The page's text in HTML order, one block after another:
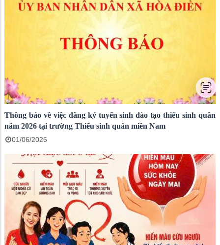
Thông báo về việc đăng ký tuyển sinh đào tạo thiếu sinh quân
năm 2026 tại trường Thiếu sinh quân miền Nam
01/06/2026